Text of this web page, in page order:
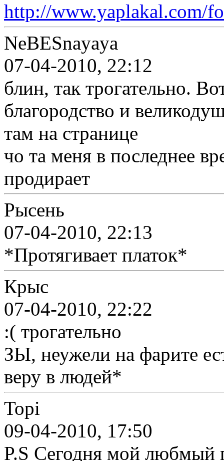
http://www.yaplakal.com/
NeBESnayaya
07-04-2010, 22:12
блин, так трогательно.
благородство и
там на странице
чо та меня в последнее
продирает
Рысень
07-04-2010, 22:13
*Протягивает платок*
Крыс
07-04-2010, 22:22
:( трогательно
ЗЫ, неужели на фарите
веру в людей*
Topi
09-04-2010, 17:50
P.S Сегодня мой любмый